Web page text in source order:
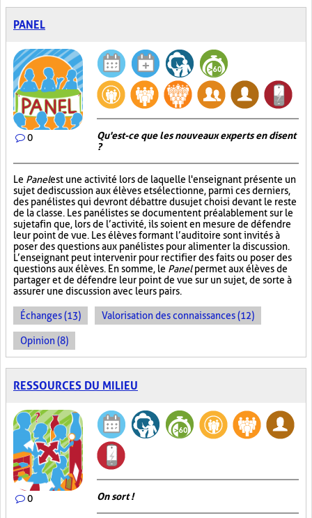
PANEL
0
Qu'est-ce que les nouveaux experts en disent
?
Le Panelest une activité lors de laquelle l'enseignant présente un
sujet de discussion aux élèves et sélectionne, parmi ces derniers,
des panélistes qui devront débattre du sujet choisi devant le reste
de la classe. Les panélistes se documentent préalablement sur le
sujet afin que, lors de l’activité, ils soient en mesure de défendre
leur point de vue. Les élèves formant l’auditoire sont invités à
poser des questions aux panélistes pour alimenter la discussion.
L’enseignant peut intervenir pour rectifier des faits ou poser des
questions aux élèves. En somme, le Panelpermet aux élèves de
partager et de défendre leur point de vue sur un sujet, de sorte à
assurer une discussion avec leurs pairs.
Échanges (13) Valorisation des connaissances (12)
Opinion (8)
RESSOURCES DU MILIEU
0 On sort !